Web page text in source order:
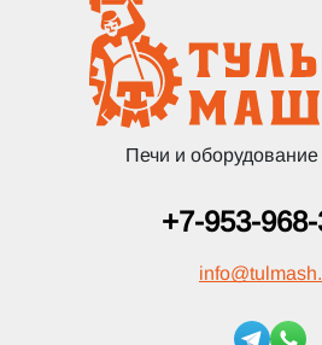
Печи и
+7-953-
info@